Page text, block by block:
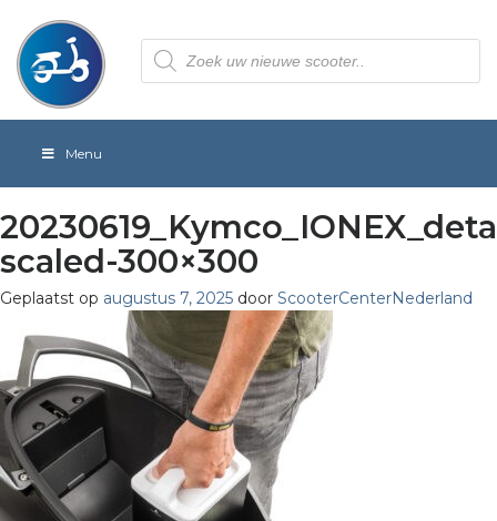
Producten
zoeken
Menu
scaled-300×300
Geplaatst op augustus 7, 2025 door ScooterCenterNederland